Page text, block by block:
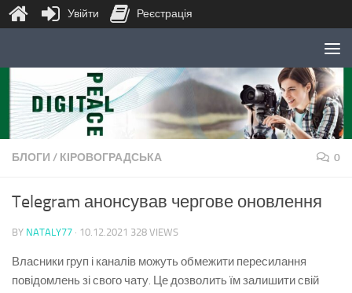
Skip to content
БЛОГИ / КІРОВОГРАДСЬКА 0
Telegram анонсував чергове оновлення
BY NATALY77 · 10.12.2021 328 VIEWS
Власники груп і каналів можуть обмежити пересилання
повідомлень зі свого чату. Це дозволить їм залишити свій
Увійти Реєстрація